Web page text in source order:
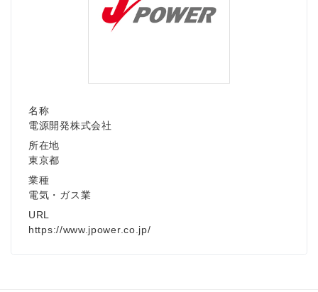
名称
電源開発株式会社
所在地
東京都
業種
電気・ガス業
URL
https://www.jpower.co.jp/
Japanese